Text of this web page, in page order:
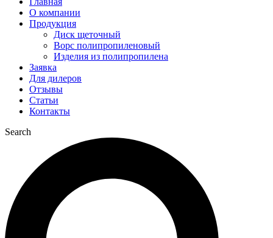
О компании
Продукция
Диск щеточный
Ворс полипропиленовый
Изделия из полипропилена
Заявка
Для дилеров
Отзывы
Статьи
Контакты
Search